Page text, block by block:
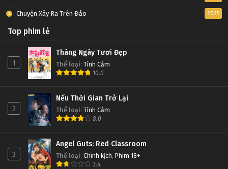
Chuyện Xảy Ra Trên Đảo 2025
Top phim lẻ
1
Tháng Ngày Tươi Đẹp
Thể loại: Tình Cảm
10.0
2
Nếu Thời Gian Trở Lại
Thể loại: Tình Cảm
8.0
3
Angel Guts: Red Classroom
Thể loại: Chính kịch, Phim 18+
3.4